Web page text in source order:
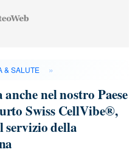
& SALUTE »
nel nostro Paese
Swiss CellVibe®,
servizio della